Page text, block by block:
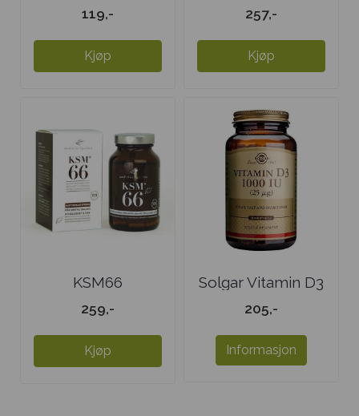
Tea-Tree
119,-
Kjøp
257,-
Kjøp
KSM66
Ashwagandha 300
259,-
Kjøp
Solgar Vitamin D3
1000 ie (25 ...
205,-
Informasjon